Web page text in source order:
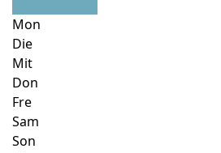
Mon
Die
Mit
Don
Fre
Sam
Son